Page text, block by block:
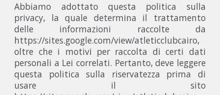
Abbiamo adottato questa politica sulla
privacy, la quale determina il trattamento
delle informazioni raccolte da
https://sites.google.com/view/atleticclubcairo,
oltre che i motivi per raccolta di certi dati
personali a Lei correlati. Pertanto, deve leggere
questa politica sulla riservatezza prima di
usare il sito